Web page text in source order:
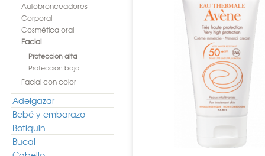
Autobronceadores
Corporal
Cosmética oral
Facial
Proteccion alta
Proteccion baja
Facial con color
Adelgazar
Bebé y embarazo
Botiquín
Bucal